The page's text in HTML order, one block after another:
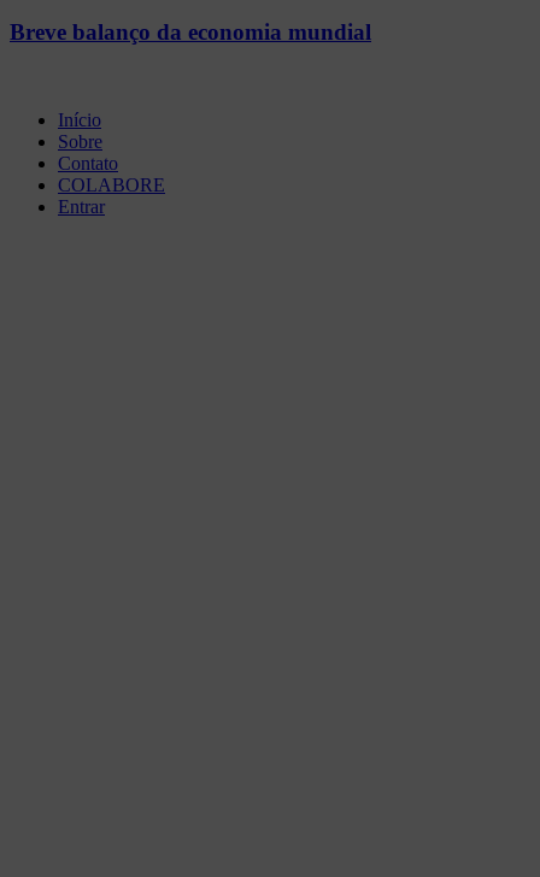
Breve balanço da economia mundial
Início
Sobre
Contato
COLABORE
Entrar